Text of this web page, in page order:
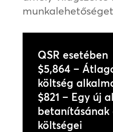
QSR esetében
$5,864 –
költség
$821 – Egy új
betanításának
költségei